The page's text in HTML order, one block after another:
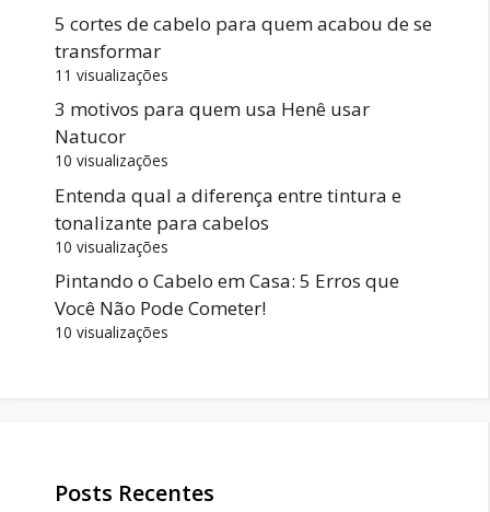
5 cortes de cabelo para quem acabou de se
transformar
11 visualizações
3 motivos para quem usa Henê usar
Natucor
10 visualizações
Entenda qual a diferença entre tintura e
tonalizante para cabelos
10 visualizações
Pintando o Cabelo em Casa: 5 Erros que
Você Não Pode Cometer!
10 visualizações
Posts Recentes